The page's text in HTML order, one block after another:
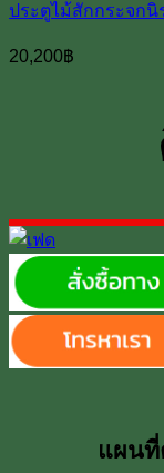
ประตูไม้สักกระจกนิ
20,200฿
แผนที่